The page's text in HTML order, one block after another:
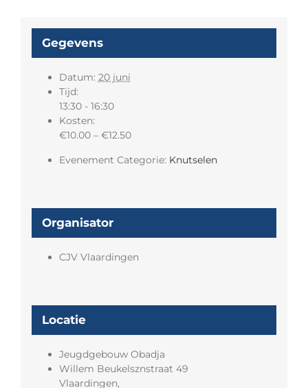
Gegevens
Datum: 20 juni
Tijd:
13:30 - 16:30
Kosten:
€10.00 – €12.50
Evenement Categorie: Knutselen
Organisator
CJV Vlaardingen
Locatie
Jeugdgebouw Obadja
Willem Beukelsznstraat 49
Vlaardingen,